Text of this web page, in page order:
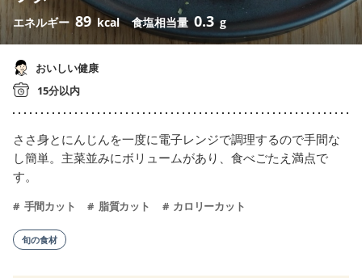
エネルギー 89 kcal 食塩相当量 0.3 g
おいしい健康
15分以内
ささ身とにんじんを一度に電子レンジで調理するので手間な
し簡単。主菜並みにボリュームがあり、食べごたえ満点で
す。
手間カット 脂質カット カロリーカット
旬の食材